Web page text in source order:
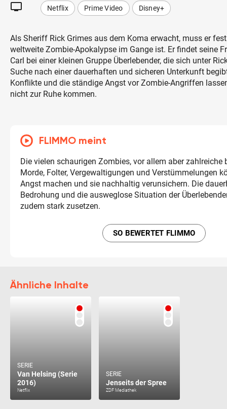
tv Netflix Prime Video Disney+
Als Sheriff Rick Grimes aus dem Koma erwacht, muss er
weltweite Zombie-Apokalypse im Gange ist. Er findet seine
Carl bei einer kleinen Gruppe Überlebender, die sich unter
Suche nach einer dauerhaften und sicheren Unterkunft
Konflikte und die ständige Angst vor Zombie-Angriffen
nicht zur Ruhe kommen.
FLIMMO meint
Die vielen schaurigen Zombies, vor allem aber zahlreiche
Morde, Folter, Vergewaltigungen und Verstümmelungen
Angst machen und sie nachhaltig verunsichern. Die
Bedrohung und die ausweglose Situation der
zudem stark zusetzen.
SO BEWERTET FLIMMO
Ähnliche Inhalte
SERIE
Van Helsing (Serie
2016)
Netflix
SERIE
Jenseits der Spree
ZDF Mediathek